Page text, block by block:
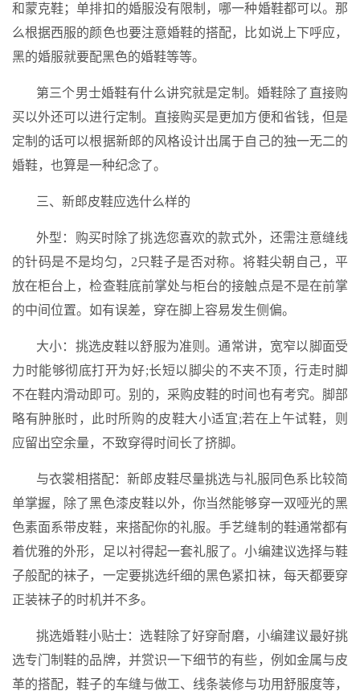
和蒙克鞋；单排扣的婚服没有限制，哪一种婚鞋都可以。那
么根据西服的颜色也要注意婚鞋的搭配，比如说上下呼应，
黑的婚服就要配黑色的婚鞋等等。
第三个男士婚鞋有什么讲究就是定制。婚鞋除了直接购
买以外还可以进行定制。直接购买是更加方便和省钱，但是
定制的话可以根据新郎的风格设计出属于自己的独一无二的
婚鞋，也算是一种纪念了。
三、新郎皮鞋应选什么样的
外型：购买时除了挑选您喜欢的款式外，还需注意缝线
的针码是不是均匀，2只鞋子是否对称。将鞋尖朝自己，平
放在柜台上，检查鞋底前掌处与柜台的接触点是不是在前掌
的中间位置。如有误差，穿在脚上容易发生侧偏。
大小：挑选皮鞋以舒服为准则。通常讲，宽窄以脚面受
力时能够彻底打开为好;长短以脚尖的不夹不顶，行走时脚
不在鞋内滑动即可。别的，采购皮鞋的时间也有考究。脚部
略有肿胀时，此时所购的皮鞋大小适宜;若在上午试鞋，则
应留出空余量，不致穿得时间长了挤脚。
与衣裳相搭配：新郎皮鞋尽量挑选与礼服同色系比较简
单掌握，除了黑色漆皮鞋以外，你当然能够穿一双哑光的黑
色素面系带皮鞋，来搭配你的礼服。手艺缝制的鞋通常都有
着优雅的外形，足以衬得起一套礼服了。小编建议选择与鞋
子般配的袜子，一定要挑选纤细的黑色紧扣袜，每天都要穿
正装袜子的时机并不多。
挑选婚鞋小贴士：选鞋除了好穿耐磨，小编建议最好挑
选专门制鞋的品牌，并赏识一下细节的有些，例如金属与皮
革的搭配，鞋子的车缝与做工、线条装修与功用舒服度等，